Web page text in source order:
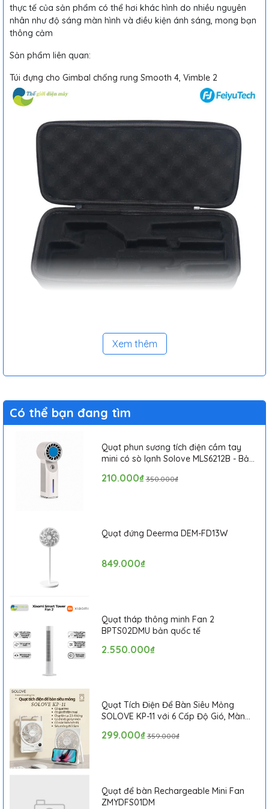
thực tế của sản phẩm có thể hơi khác hình do nhiều nguyên
nhân như độ sáng màn hình và điều kiện ánh sáng, mong bạn
thông cảm
Sản phẩm liên quan:
Túi đựng cho Gimbal chống rung Smooth 4, Vimble 2
Xem thêm
Có thể bạn đang tìm
Quạt phun sương tích điện cầm tay
mini có sò lạnh Solove MLS6212B - Bảo
210.000₫ 350.000₫
Quạt đứng Deerma DEM-FD13W
849.000₫
Quạt tháp thông minh Fan 2
BPTS02DMU bản quốc tế
2.550.000₫
Quạt Tích Điện Để Bàn Siêu Mỏng
SOLOVE KP-11 với 6 Cấp Độ Gió, Màn
299.000₫ 359.000₫
Quạt để bàn Rechargeable Mini Fan
ZMYDFS01DM